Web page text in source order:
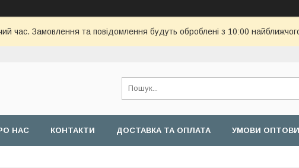
час. Замовлення та повідомлення будуть оброблені з 10:00
НАС КОНТАКТИ ДОСТАВКА ТА ОПЛАТА УМОВИ